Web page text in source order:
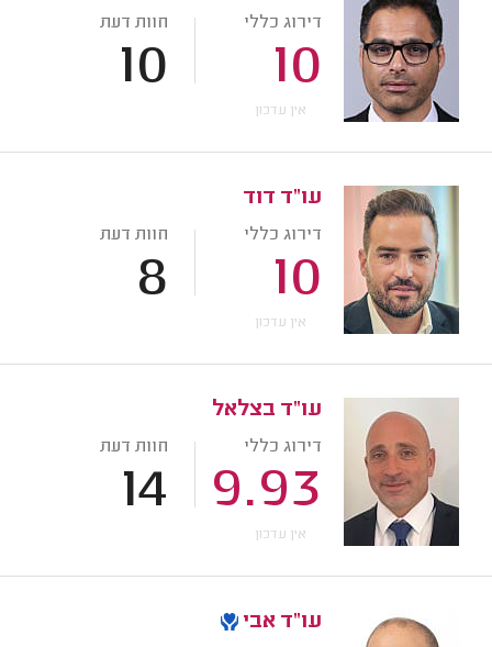
דירוג כללי
10
חוות דעת
10
אין עדכון
עו"ד דוד
דירוג כללי
10
חוות דעת
8
אין עדכון
עו"ד בצלאל
דירוג כללי
9.93
חוות דעת
14
אין עדכון
עו"ד אבי